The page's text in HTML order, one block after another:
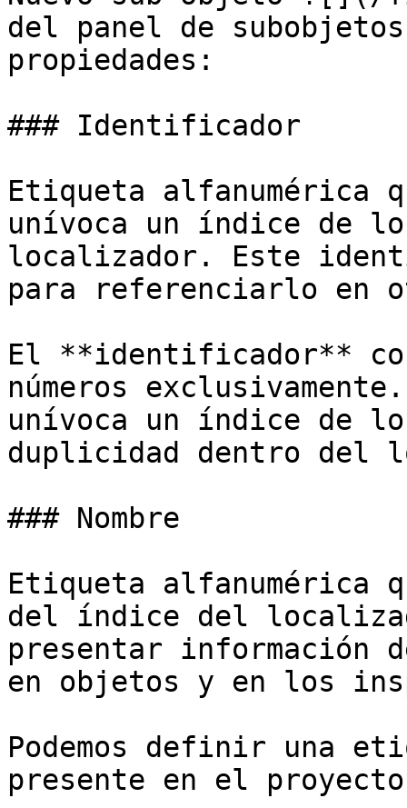
del panel de
propiedades:
### Identificador
Etiqueta alfanumérica
unívoca un índice de
localizador. Este
para referenciarlo en
El **identificador**
números
unívoca un índice de
duplicidad dentro del
### Nombre
Etiqueta alfanumérica
del índice del
presentar
en objetos y en los
Podemos definir una
presente en el